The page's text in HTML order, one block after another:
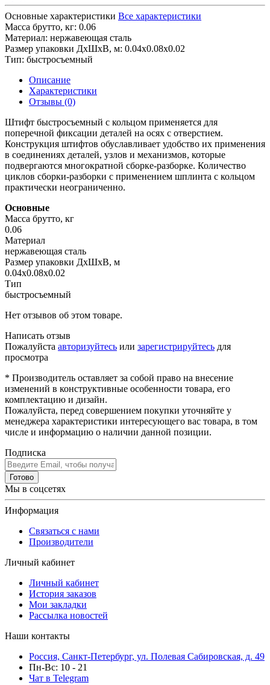
Основные характеристики Все характеристики
Масса брутто, кг: 0.06
Материал: нержавеющая сталь
Размер упаковки ДхШхВ, м: 0.04x0.08x0.02
Тип: быстросъемный
Описание
Характеристики
Отзывы (0)
Штифт быстросъемный с кольцом применяется для
поперечной фиксации деталей на осях с отверстием.
Конструкция штифтов обуславливает удобство их применения
в соединениях деталей, узлов и механизмов, которые
подвергаются многократной сборке-разборке. Количество
циклов сборки-разборки с применением шплинта с кольцом
практически неограниченно.
Основные
Масса брутто, кг
0.06
Материал
нержавеющая сталь
Размер упаковки ДхШхВ, м
0.04x0.08x0.02
Тип
быстросъемный
Нет отзывов об этом товаре.
Написать отзыв
Пожалуйста авторизуйтесь или зарегистрируйтесь для
просмотра
* Производитель оставляет за собой право на внесение
изменений в конструктивные особенности товара, его
комплектацию и дизайн.
Пожалуйста, перед совершением покупки уточняйте у
менеджера характеристики интересующего вас товара, в том
числе и информацию о наличии данной позиции.
Подписка
Готово
Мы в соцсетях
Информация
Связаться с нами
Производители
Личный кабинет
Личный кабинет
История заказов
Мои закладки
Рассылка новостей
Наши контакты
Россия, Санкт-Петербург, ул. Полевая Сабировская, д. 49
Пн-Вс: 10 - 21
Чат в Telegram